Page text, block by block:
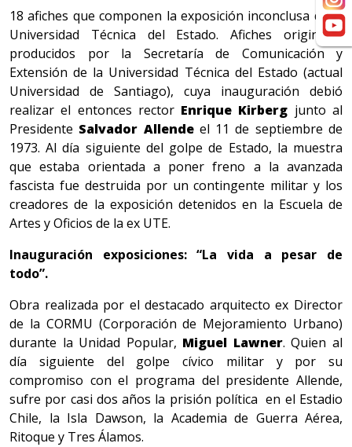
18 afiches que componen la exposición inconclusa de la
Universidad Técnica del Estado. Afiches originales
producidos por la Secretaría de Comunicación y
Extensión de la Universidad Técnica del Estado (actual
Universidad de Santiago), cuya inauguración debió
realizar el entonces rector Enrique Kirberg junto al
Presidente Salvador Allendeel 11 de septiembre de
1973. Al día siguiente del golpe de Estado, la muestra
que estaba orientada a poner freno a la avanzada
fascista fue destruida por un contingente militar y los
creadores de la exposición detenidos en la Escuela de
Artes y Oficios de la ex UTE.
Inauguración exposiciones: “La vida a pesar de
todo”.
Obra realizada por el destacado arquitecto ex Director
de la CORMU (Corporación de Mejoramiento Urbano)
durante la Unidad Popular, Miguel Lawner. Quien al
día siguiente del golpe cívico militar y por su
compromiso con el programa del presidente Allende,
sufre por casi dos años la prisión política en el Estadio
Chile, la Isla Dawson, la Academia de Guerra Aérea,
Ritoque y Tres Álamos.